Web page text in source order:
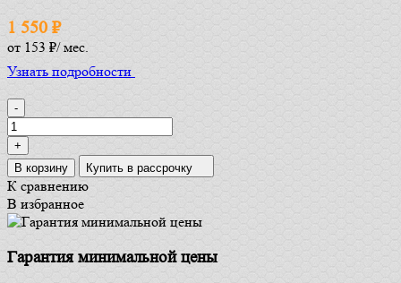
1 550 ₽
от 153 ₽/ мес.
Узнать подробности
-
+
В корзину
Купить в рассрочку
К сравнению
В избранное
Гарантия минимальной цены